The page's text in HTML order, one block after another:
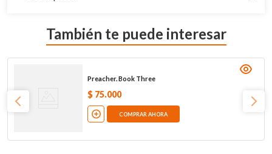
También te puede interesar
Preacher. Book Three
$ 75.000
COMPRAR AHORA